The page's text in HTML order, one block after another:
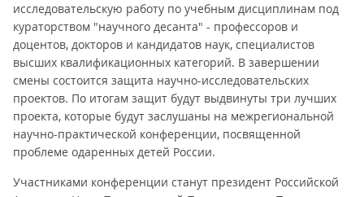
исследовательскую работу по учебным дисциплинам под
кураторством "научного десанта" - профессоров и
доцентов, докторов и кандидатов наук, специалистов
высших квалификационных категорий. В завершении
смены состоится защита научно-исследовательских
проектов. По итогам защит будут выдвинуты три лучших
проекта, которые будут заслушаны на межрегиональной
научно-практической конференции, посвященной
проблеме одаренных детей России.
Участниками конференции станут президент Российской